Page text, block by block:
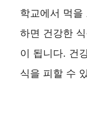
학교에서 먹을
하면 건강한
이 됩니다. 건
식을 피할 수